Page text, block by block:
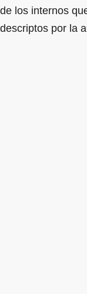
de los internos
descriptos por la